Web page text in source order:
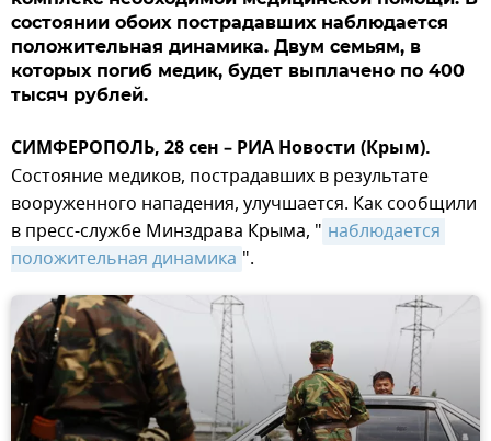
состоянии обоих пострадавших наблюдается
положительная динамика. Двум семьям, в
которых погиб медик, будет выплачено по 400
тысяч рублей.
СИМФЕРОПОЛЬ, 28 сен – РИА Новости (Крым).
Состояние медиков, пострадавших в результате
вооруженного нападения, улучшается. Как сообщили
в пресс-службе Минздрава Крыма, " наблюдается
положительная динамика ".